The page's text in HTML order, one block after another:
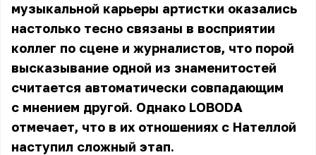
музыкальной карьеры артистки оказались
настолько тесно связаны в восприятии
коллег по сцене и журналистов, что порой
высказывание одной из знаменитостей
считается автоматически совпадающим
с мнением другой. Однако LOBODA
отмечает, что в их отношениях с Нателлой
наступил сложный этап.